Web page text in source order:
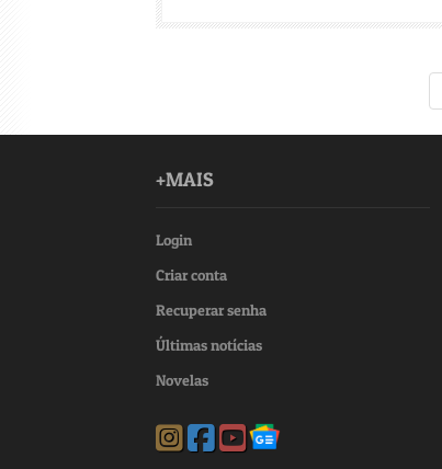
+MAIS
Login
Criar conta
Recuperar senha
Últimas notícias
Novelas